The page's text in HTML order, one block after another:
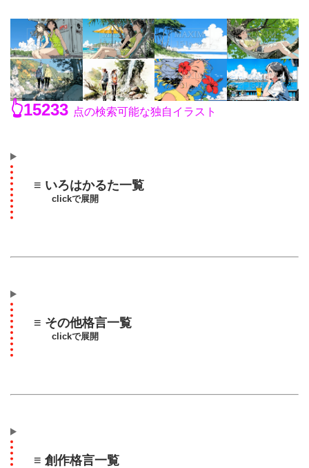
👆15233 点の検索可能な独自イラスト
≡ いろはかるた一覧
clickで展開
≡ その他格言一覧
clickで展開
≡ 創作格言一覧